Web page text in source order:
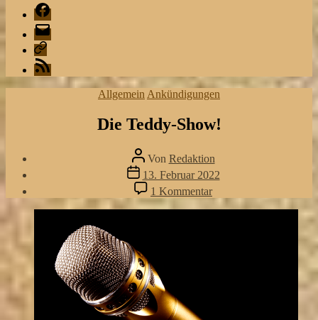
Facebook
Mail
Playlist
RSS
Kategorien
Allgemein Ankündigungen
Die Teddy-Show!
Beitragsautor
Von Redaktion
Veröffentlichungsdatum
13. Februar 2022
1 Kommentarzu
Die
Teddy-